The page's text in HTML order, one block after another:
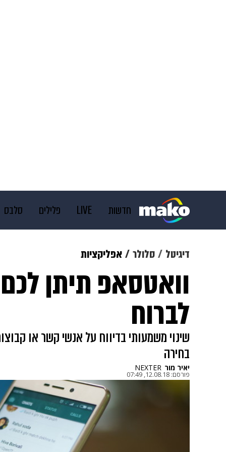
חדשות LIVE פלילים סלבס
תרבות צבא וביטחון
גאווה משפט תשעה
דיגיטל סלולר אפליקציות
וואטסאפ תיתן
לברוח
שינוי משמעותי בדיווח על אנשי קשר או
בחירה
יאיר מור NEXTER
פורסם: 12.08.18, 07:49